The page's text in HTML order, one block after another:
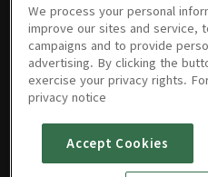
44회
09/01/2017 • 33분
45회 46회
We process your personal
improve our sites and service,
campaigns and to provide
advertising. By clicking the
exercise your privacy rights.
privacy notice
Accept Cookies